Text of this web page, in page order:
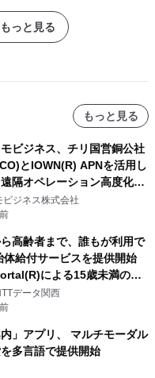
っと見る
もっと見る
ビジネス、チリ国営銅公社
とIOWN(R) APNを活用し
隔オペレーション高度化に
・実証を開始
ビジネス株式会社
高齢者まで、誰もが利用で
体給付サービスを提供開始
による15歳未満の本
ジタルデバイド対策で実現
データ関西
内」アプリ、 マルチモーダル
多言語で提供開始